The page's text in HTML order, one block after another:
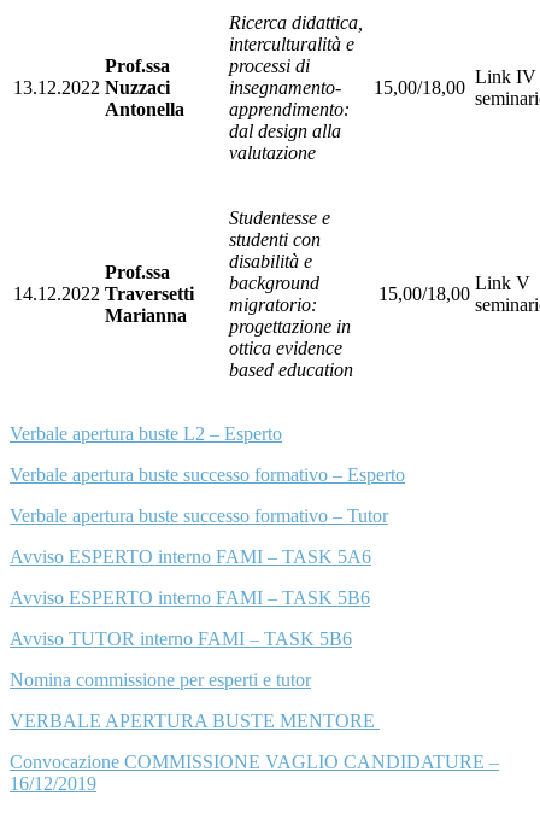
13.12.2022
Prof.ssa
Nuzzaci
Antonella
Ricerca didattica,
interculturalità e
processi di
insegnamento-
apprendimento:
dal design alla
valutazione
15,00/18,00
Link IV
14.12.2022
Prof.ssa
Traversetti
Marianna
Studentesse e
studenti con
disabilità e
background
migratorio:
progettazione in
ottica evidence
based education
15,00/18,00
Link V
Verbale apertura buste L2 – Esperto
Verbale apertura buste successo formativo – Esperto
Verbale apertura buste successo formativo – Tutor
Avviso ESPERTO interno FAMI – TASK 5A6
Avviso ESPERTO interno FAMI – TASK 5B6
Avviso TUTOR interno FAMI – TASK 5B6
Nomina commissione per esperti e tutor
VERBALE APERTURA BUSTE MENTORE
Convocazione COMMISSIONE VAGLIO CANDIDATURE –
16/12/2019